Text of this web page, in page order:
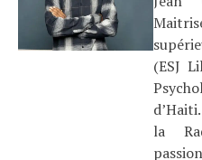
(ESJ
la